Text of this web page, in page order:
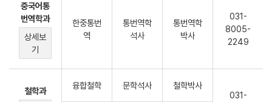
중국어통
번역학과
상세보
기
한중통번
역
통번역학
석사
통번역학
박사
031-
8005-
2249
철학과
융합철학 문학석사
철학박사
031-